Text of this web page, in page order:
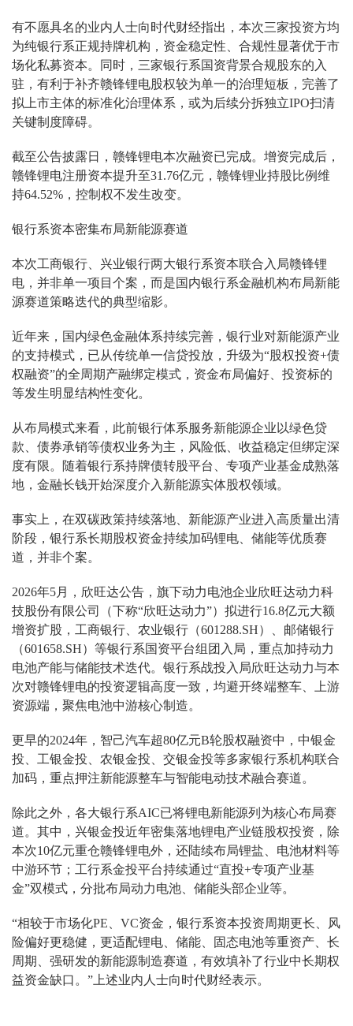
有不愿具名的业内人士向时代财经指出，本次三家投资方均
为纯银行系正规持牌机构，资金稳定性、合规性显著优于市
场化私募资本。同时，三家银行系国资背景合规股东的入
驻，有利于补齐赣锋锂电股权较为单一的治理短板，完善了
拟上市主体的标准化治理体系，或为后续分拆独立IPO扫清
关键制度障碍。
截至公告披露日，赣锋锂电本次融资已完成。增资完成后，
赣锋锂电注册资本提升至31.76亿元，赣锋锂业持股比例维
持64.52%，控制权不发生改变。
银行系资本密集布局新能源赛道
本次工商银行、兴业银行两大银行系资本联合入局赣锋锂
电，并非单一项目个案，而是国内银行系金融机构布局新能
源赛道策略迭代的典型缩影。
近年来，国内绿色金融体系持续完善，银行业对新能源产业
的支持模式，已从传统单一信贷投放，升级为“股权投资+债
权融资”的全周期产融绑定模式，资金布局偏好、投资标的
等发生明显结构性变化。
从布局模式来看，此前银行体系服务新能源企业以绿色贷
款、债券承销等债权业务为主，风险低、收益稳定但绑定深
度有限。随着银行系持牌债转股平台、专项产业基金成熟落
地，金融长钱开始深度介入新能源实体股权领域。
事实上，在双碳政策持续落地、新能源产业进入高质量出清
阶段，银行系长期股权资金持续加码锂电、储能等优质赛
道，并非个案。
2026年5月，欣旺达公告，旗下动力电池企业欣旺达动力科
技股份有限公司（下称“欣旺达动力”）拟进行16.8亿元大额
增资扩股，工商银行、农业银行（601288.SH）、邮储银行
（601658.SH）等银行系国资平台组团入局，重点加持动力
电池产能与储能技术迭代。银行系战投入局欣旺达动力与本
次对赣锋锂电的投资逻辑高度一致，均避开终端整车、上游
资源端，聚焦电池中游核心制造。
更早的2024年，智己汽车超80亿元B轮股权融资中，中银金
投、工银金投、农银金投、交银金投等多家银行系机构联合
加码，重点押注新能源整车与智能电动技术融合赛道。
除此之外，各大银行系AIC已将锂电新能源列为核心布局赛
道。其中，兴银金投近年密集落地锂电产业链股权投资，除
本次10亿元重仓赣锋锂电外，还陆续布局锂盐、电池材料等
中游环节；工行系金投平台持续通过“直投+专项产业基
金”双模式，分批布局动力电池、储能头部企业等。
“相较于市场化PE、VC资金，银行系资本投资周期更长、风
险偏好更稳健，更适配锂电、储能、固态电池等重资产、长
周期、强研发的新能源制造赛道，有效填补了行业中长期权
益资金缺口。”上述业内人士向时代财经表示。